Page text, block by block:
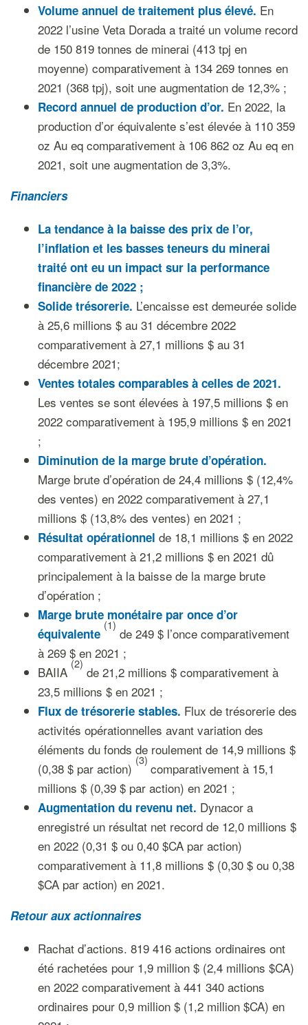
Volume annuel de traitement plus élevé. En
2022 l’usine Veta Dorada a traité un volume record
de 150 819 tonnes de minerai (413 tpj en
moyenne) comparativement à 134 269 tonnes en
2021 (368 tpj), soit une augmentation de 12,3% ;
Record annuel de production d’or. En 2022, la
production d’or équivalente s’est élevée à 110 359
oz Au eq comparativement à 106 862 oz Au eq en
2021, soit une augmentation de 3,3%.
Financiers
La tendance à la baisse des prix de l’or,
l’inflation et les basses teneurs du minerai
traité ont eu un impact sur la performance
financière de 2022 ;
Solide trésorerie. L’encaisse est demeurée solide
à 25,6 millions $ au 31 décembre 2022
comparativement à 27,1 millions $ au 31
décembre 2021;
Ventes totales comparables à celles de 2021.
Les ventes se sont élevées à 197,5 millions $ en
2022 comparativement à 195,9 millions $ en 2021
;
Diminution de la marge brute d’opération.
Marge brute d’opération de 24,4 millions $ (12,4%
des ventes) en 2022 comparativement à 27,1
millions $ (13,8% des ventes) en 2021 ;
Résultat opérationnel de 18,1 millions $ en 2022
comparativement à 21,2 millions $ en 2021 dû
principalement à la baisse de la marge brute
d’opération ;
Marge brute monétaire par once d’or
équivalente
(1)
de 249 $ l’once comparativement
à 269 $ en 2021 ;
BAIIA
(2)
de 21,2 millions $ comparativement à
23,5 millions $ en 2021 ;
Flux de trésorerie stables. Flux de trésorerie des
activités opérationnelles avant variation des
éléments du fonds de roulement de 14,9 millions $
(0,38 $ par action)
(3)
comparativement à 15,1
millions $ (0,39 $ par action) en 2021 ;
Augmentation du revenu net. Dynacor a
enregistré un résultat net record de 12,0 millions $
en 2022 (0,31 $ ou 0,40 $CA par action)
comparativement à 11,8 millions $ (0,30 $ ou 0,38
$CA par action) en 2021.
Retour aux actionnaires
Rachat d’actions. 819 416 actions ordinaires ont
été rachetées pour 1,9 million $ (2,4 millions $CA)
en 2022 comparativement à 441 340 actions
ordinaires pour 0,9 million $ (1,2 million $CA) en